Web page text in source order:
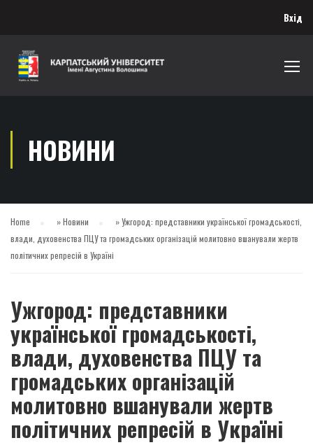
Вхід
НОВИНИ
Home »Новини »Ужгород: представники української громадськості,
влади, духовенства ПЦУ та громадських організацій молитовно вшанували жертв
політичних репресій в Україні
Ужгород: представники
української громадськості,
влади, духовенства ПЦУ та
громадських організацій
молитовно вшанували жертв
політичних репресій в Україні